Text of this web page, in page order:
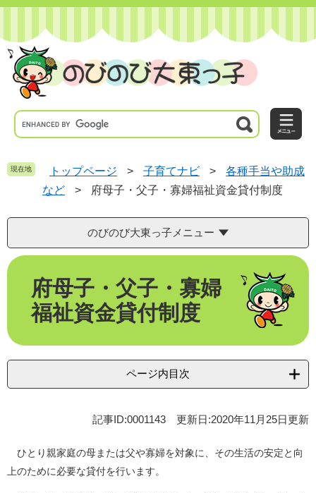
ペ
ジ
の
メ
ュ
ー
現在地 トップページ > 子育てナビ >
各種手当や助成
など
> 府母子・父子・寡婦福祉資金貸付制度
のびのび大東っ子メニュー
本
府母子・父子・寡婦
福祉資金貸付制度
ページ内目次
記事ID:0001143 更新日:2020年11月25日更新
ひとり親家庭の母または父や寡婦を対象に、その生活の安定と向
上のために必要な貸付を行います。